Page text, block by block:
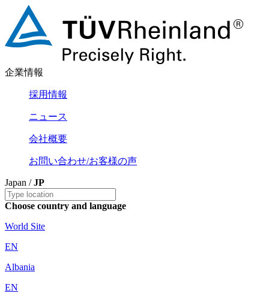
企業情報
採用情報
ニュース
会社概要
お問い合わせ/お客様の声
Japan /JP
Choose country and language
World Site
EN
Albania
EN